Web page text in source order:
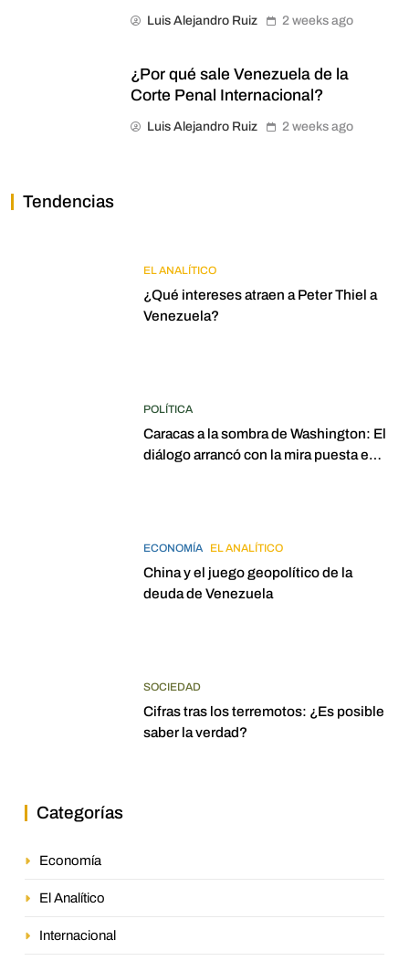
Luis Alejandro Ruiz 2 weeks ago
¿Por qué sale Venezuela de la
Corte Penal Internacional?
Luis Alejandro Ruiz 2 weeks ago
Tendencias
EL ANALÍTICO
¿Qué intereses atraen a Peter Thiel a
Venezuela?
POLÍTICA
Caracas a la sombra de Washington: El
diálogo arrancó con la mira puesta en
ECONOMÍA EL ANALÍTICO
China y el juego geopolítico de la
deuda de Venezuela
SOCIEDAD
Cifras tras los terremotos: ¿Es posible
saber la verdad?
Categorías
Economía
El Analítico
Internacional